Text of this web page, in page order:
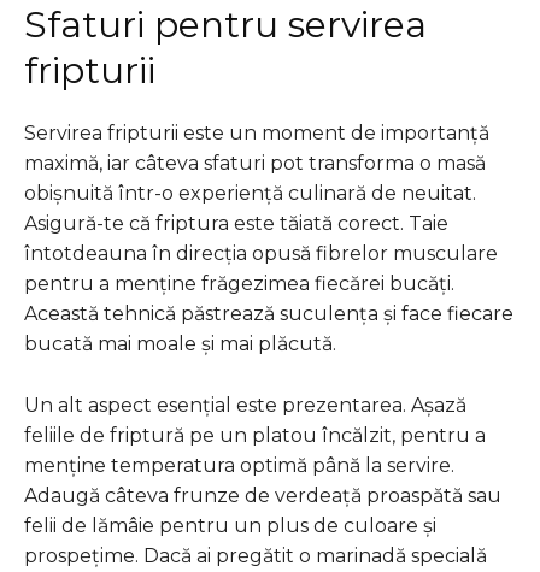
Sfaturi pentru servirea
fripturii
Servirea fripturii este un moment de importanță
maximă, iar câteva sfaturi pot transforma o masă
obișnuită într-o experiență culinară de neuitat.
Asigură-te că friptura este tăiată corect. Taie
întotdeauna în direcția opusă fibrelor musculare
pentru a menține frăgezimea fiecărei bucăți.
Această tehnică păstrează suculența și face fiecare
bucată mai moale și mai plăcută.
Un alt aspect esențial este prezentarea. Așază
feliile de friptură pe un platou încălzit, pentru a
menține temperatura optimă până la servire.
Adaugă câteva frunze de verdeață proaspătă sau
felii de lămâie pentru un plus de culoare și
prospețime. Dacă ai pregătit o marinadă specială